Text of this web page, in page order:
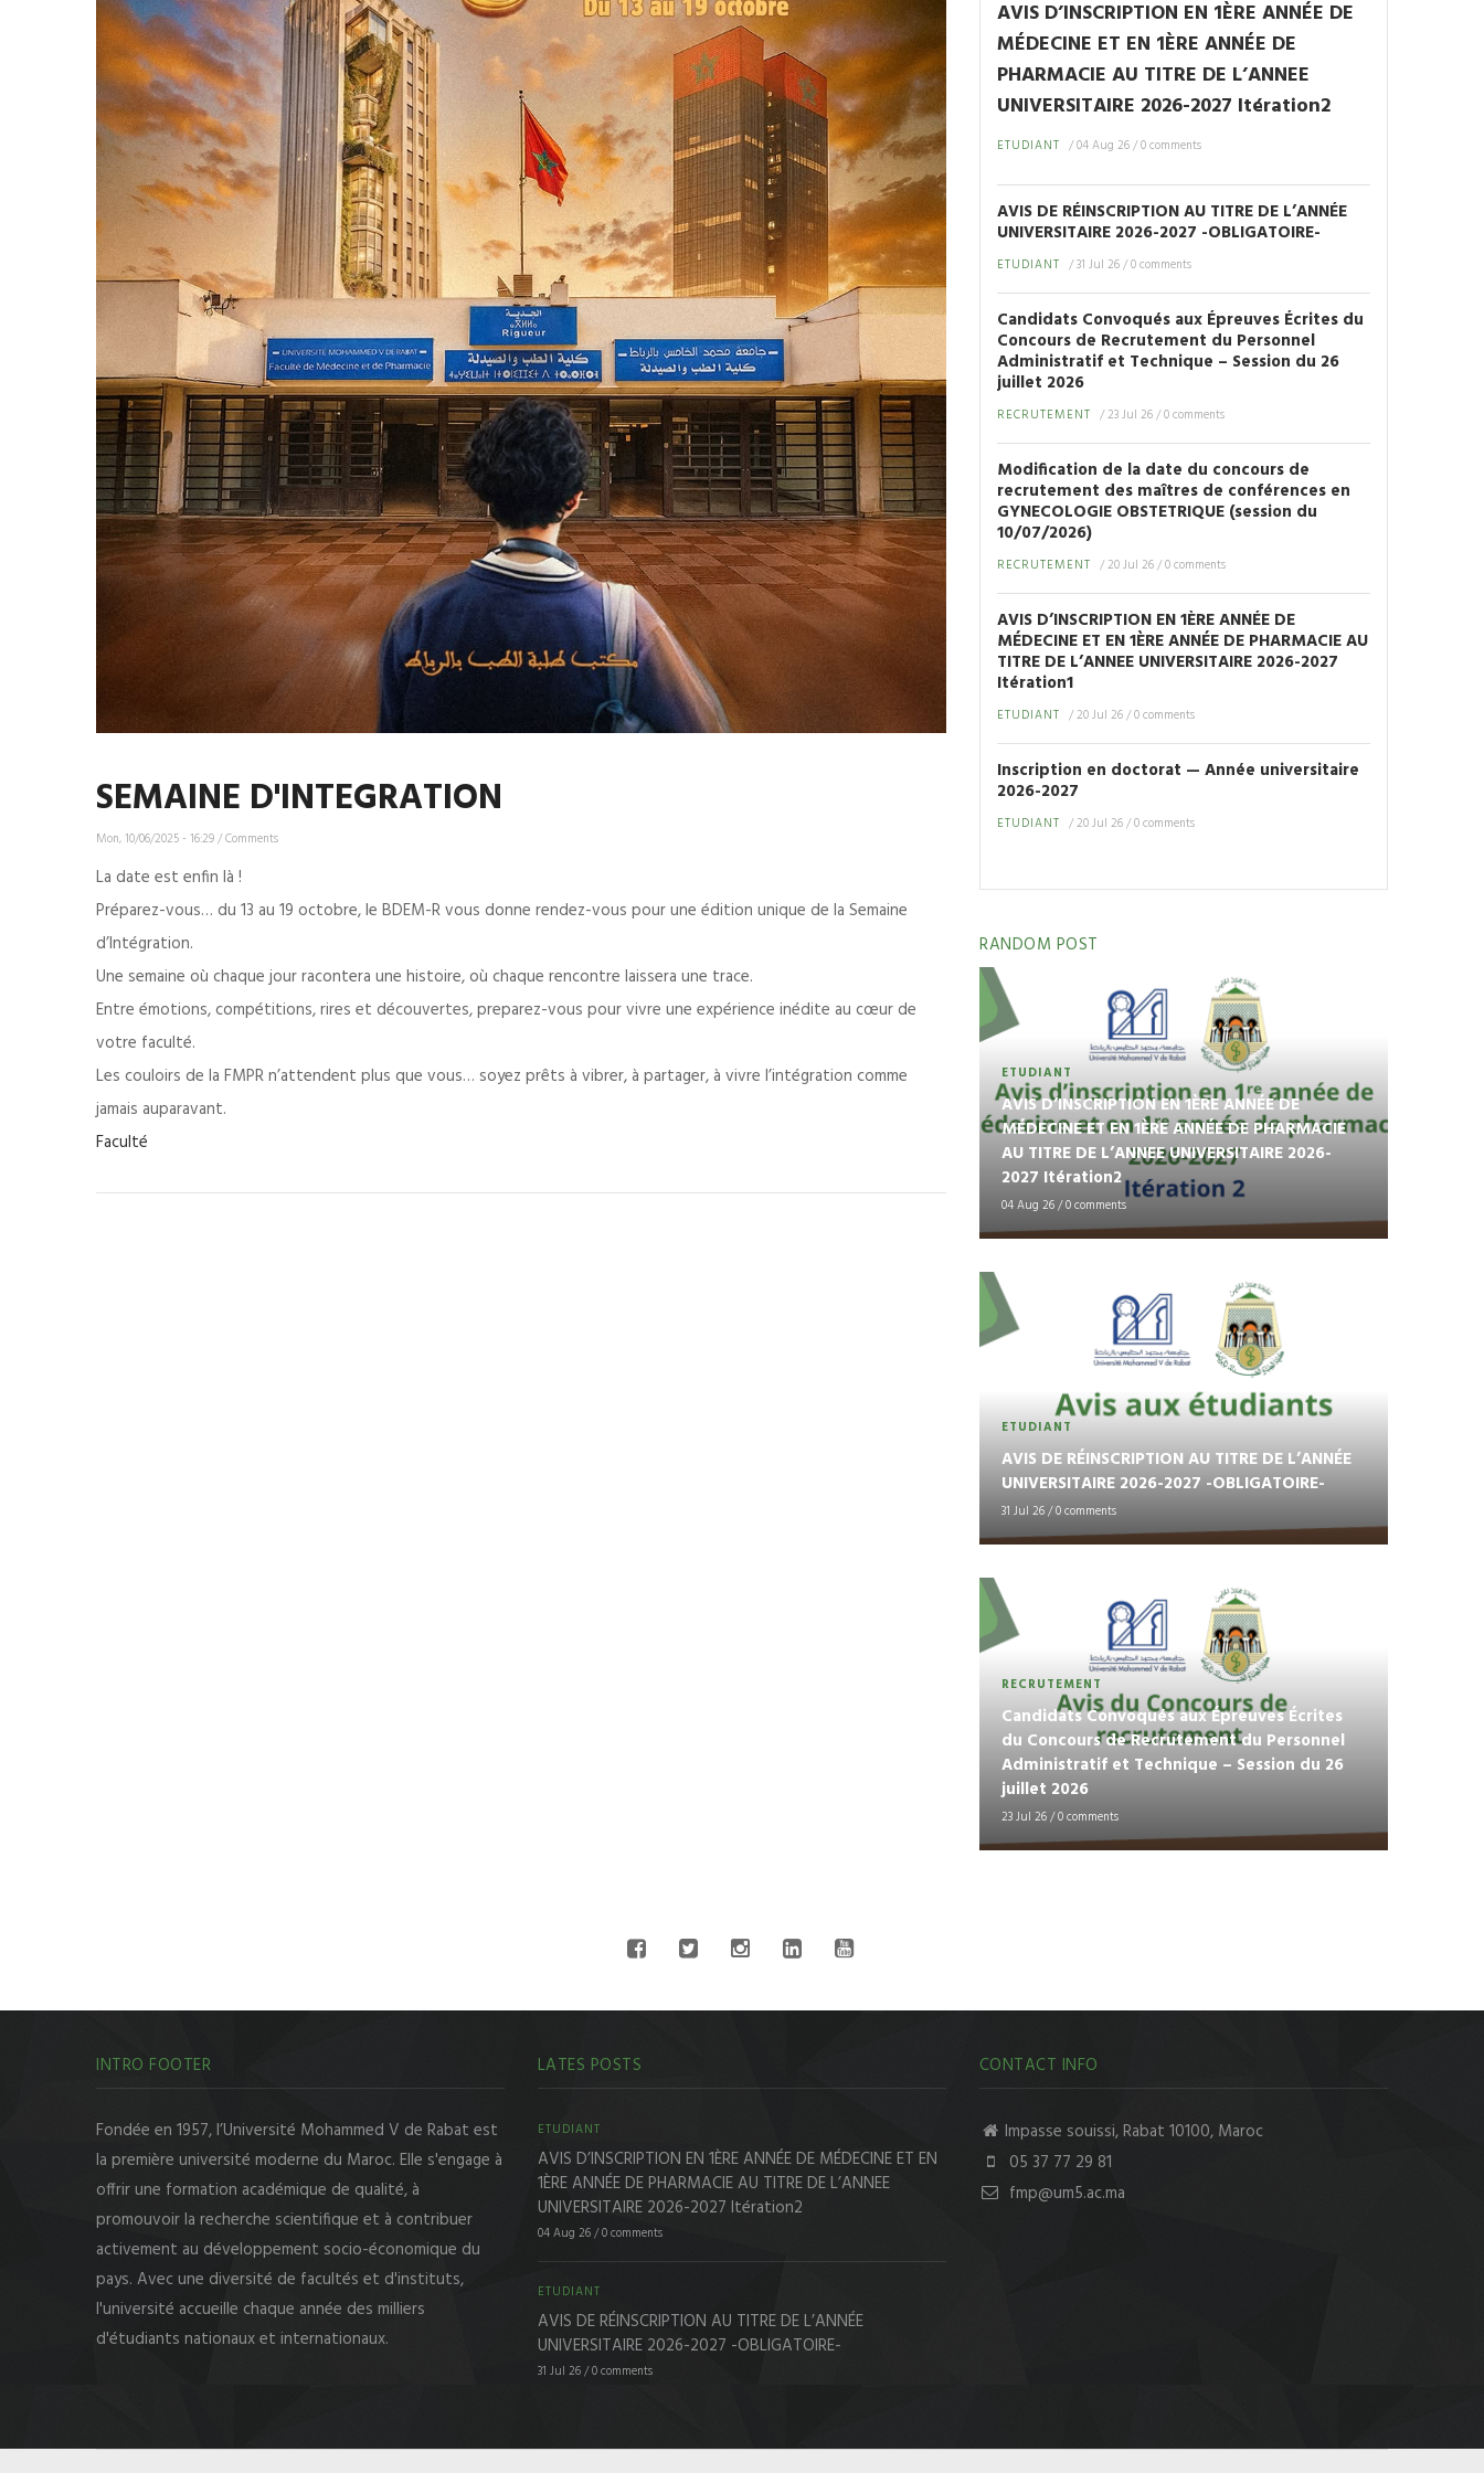
SEMAINE D'INTEGRATION
Mon, 10/06/2025 - 16:29/Comments
La date est enfin là !
Préparez-vous… du 13 au 19 octobre, le BDEM-R vous donne rendez-vous pour une édition unique de la Semaine
d’Intégration.
Une semaine où chaque jour racontera une histoire, où chaque rencontre laissera une trace.
Entre émotions, compétitions, rires et découvertes, preparez-vous pour vivre une expérience inédite au cœur de
votre faculté.
Les couloirs de la FMPR n’attendent plus que vous… soyez prêts à vibrer, à partager, à vivre l’intégration comme
jamais auparavant.
Faculté
AVIS D’INSCRIPTION EN 1ÈRE ANNÉE DE
MÉDECINE ET EN 1ÈRE ANNÉE DE
PHARMACIE AU TITRE DE L’ANNEE
UNIVERSITAIRE 2026-2027 Itération2
ETUDIANT /04 Aug 26/0 comments
AVIS DE RÉINSCRIPTION AU TITRE DE L’ANNÉE
UNIVERSITAIRE 2026-2027 -OBLIGATOIRE-
ETUDIANT /31 Jul 26/0 comments
Candidats Convoqués aux Épreuves Écrites du
Concours de Recrutement du Personnel
Administratif et Technique – Session du 26
juillet 2026
RECRUTEMENT /23 Jul 26/0 comments
Modification de la date du concours de
recrutement des maîtres de conférences en
GYNECOLOGIE OBSTETRIQUE (session du
10/07/2026)
RECRUTEMENT /20 Jul 26/0 comments
AVIS D’INSCRIPTION EN 1ÈRE ANNÉE DE
MÉDECINE ET EN 1ÈRE ANNÉE DE PHARMACIE AU
TITRE DE L’ANNEE UNIVERSITAIRE 2026-2027
Itération1
ETUDIANT /20 Jul 26/0 comments
Inscription en doctorat — Année universitaire
2026-2027
ETUDIANT /20 Jul 26/0 comments
RANDOM POST
ETUDIANT
AVIS D’INSCRIPTION EN 1ÈRE ANNÉE DE
MÉDECINE ET EN 1ÈRE ANNÉE DE PHARMACIE
AU TITRE DE L’ANNEE UNIVERSITAIRE 2026-
2027 Itération2
04 Aug 26/0 comments
ETUDIANT
AVIS DE RÉINSCRIPTION AU TITRE DE L’ANNÉE
UNIVERSITAIRE 2026-2027 -OBLIGATOIRE-
31 Jul 26/0 comments
RECRUTEMENT
Candidats Convoqués aux Épreuves Écrites
du Concours de Recrutement du Personnel
Administratif et Technique – Session du 26
juillet 2026
23 Jul 26/0 comments
INTRO FOOTER
Fondée en 1957, l’Université Mohammed V de Rabat est
la première université moderne du Maroc. Elle s'engage à
offrir une formation académique de qualité, à
promouvoir la recherche scientifique et à contribuer
activement au développement socio-économique du
pays. Avec une diversité de facultés et d'instituts,
l'université accueille chaque année des milliers
d'étudiants nationaux et internationaux.
LATES POSTS
ETUDIANT
AVIS D’INSCRIPTION EN 1ÈRE ANNÉE DE MÉDECINE ET EN
1ÈRE ANNÉE DE PHARMACIE AU TITRE DE L’ANNEE
UNIVERSITAIRE 2026-2027 Itération2
04 Aug 26/0 comments
ETUDIANT
AVIS DE RÉINSCRIPTION AU TITRE DE L’ANNÉE
UNIVERSITAIRE 2026-2027 -OBLIGATOIRE-
31 Jul 26/0 comments
CONTACT INFO
Impasse souissi, Rabat 10100, Maroc
05 37 77 29 81
fmp@um5.ac.ma